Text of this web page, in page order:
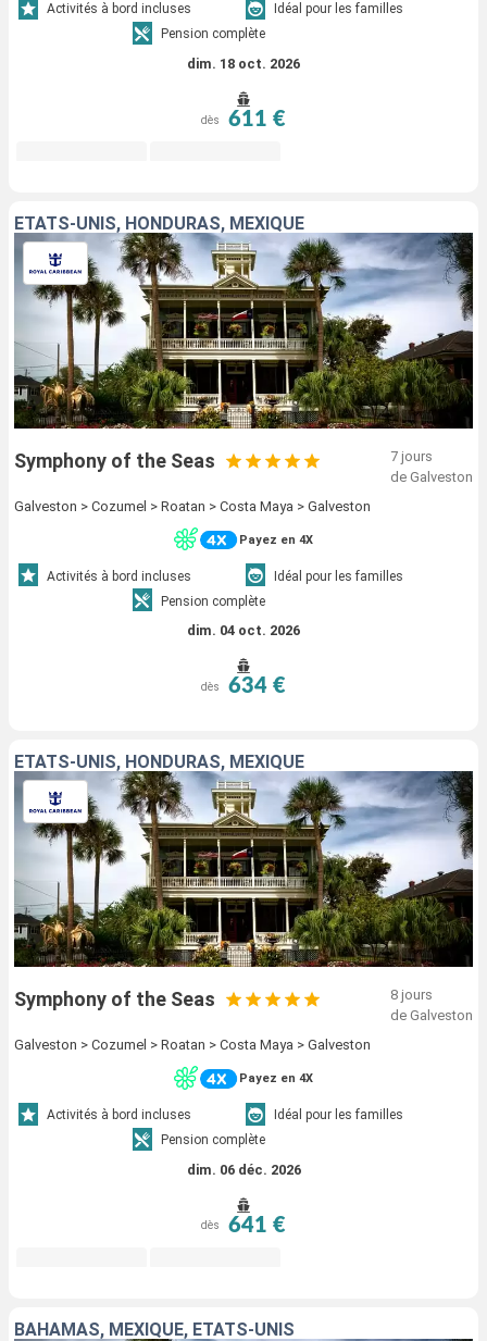
Activités à bord incluses
Idéal pour les familles
Pension complète
dim. 18 oct. 2026
dès 611 €
ÉTATS-UNIS, HONDURAS, MEXIQUE
Symphony of the Seas
7 jours
de Galveston
Galveston > Cozumel > Roatan > Costa Maya > Galveston
Payez en 4X
Activités à bord incluses
Idéal pour les familles
Pension complète
dim. 04 oct. 2026
dès 634 €
ÉTATS-UNIS, HONDURAS, MEXIQUE
Symphony of the Seas
8 jours
de Galveston
Galveston > Cozumel > Roatan > Costa Maya > Galveston
Payez en 4X
Activités à bord incluses
Idéal pour les familles
Pension complète
dim. 06 déc. 2026
dès 641 €
BAHAMAS, MEXIQUE, ÉTATS-UNIS